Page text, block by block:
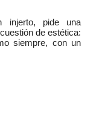
injerto, pide una
de estética:
siempre, con un